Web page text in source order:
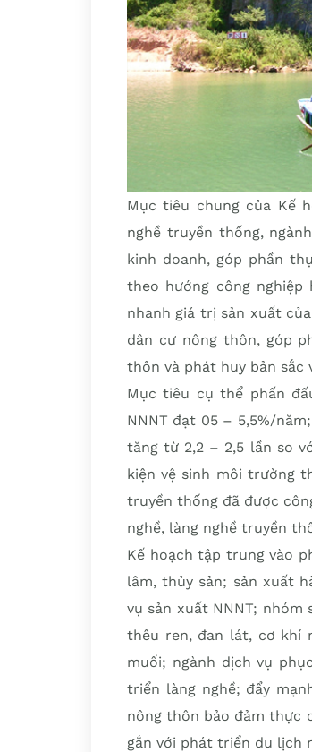
Mục tiêu chung của Kế
nghề truyền thống,
kinh doanh, góp phần
theo hướng công
nhanh giá trị sản xuất
dân cư nông thôn, góp
thôn và phát huy bản sắc
Mục tiêu cụ thể phấn
NNNT đạt 05 – 5,5%/
tăng từ 2,2 – 2,5 lần so
kiện vệ sinh môi trường
truyền thống đã được
nghề, làng nghề truyền
Kế hoạch tập trung vào
lâm, thủy sản; sản xuất
vụ sản xuất NNNT; nhóm
thêu ren, đan lát, cơ khí
muối; ngành dịch vụ
triển làng nghề; đẩy
nông thôn bảo đảm thực
gắn với phát triển du lịch